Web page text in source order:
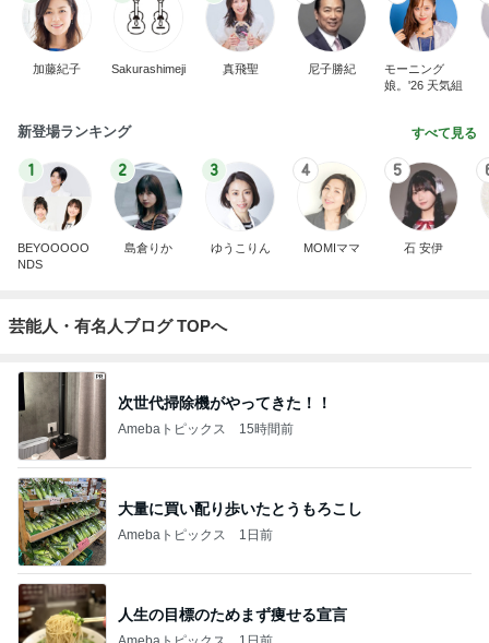
加藤紀子 Sakurashimeji 真飛聖 尼子勝紀
モーニング
娘。'26 天気組
新登場ランキング すべて見る
1
BEYOOOOO
NDS
2
島倉りか
3
ゆうこりん
4
MOMIママ
5
石 安伊
芸能人・有名人ブログ TOPへ
次世代掃除機がやってきた！！
Amebaトピックス 15時間前
大量に買い配り歩いたとうもろこし
Amebaトピックス 1日前
人生の目標のためまず痩せる宣言